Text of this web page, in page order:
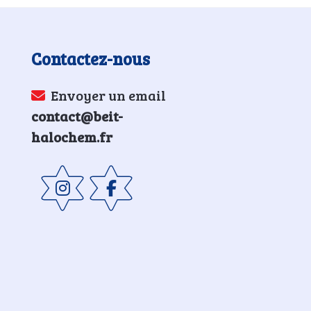
Contactez-nous
Envoyer un email
contact@beit-
halochem.fr